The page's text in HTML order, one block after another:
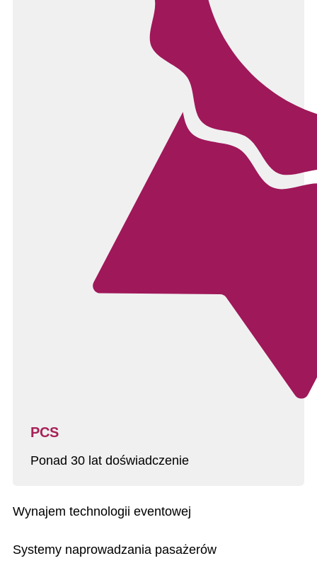
PCS
Ponad 30 lat doświadczenie
Wynajem technologii eventowej
Systemy naprowadzania pasażerów